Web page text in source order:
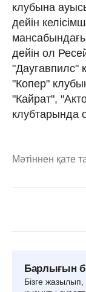
клубына
дейін
дейін ол
"Даугавпилс"
"Копер"
"Кайрат",
клубтарында
Мәтіннен қате
Барлығын
Бізге